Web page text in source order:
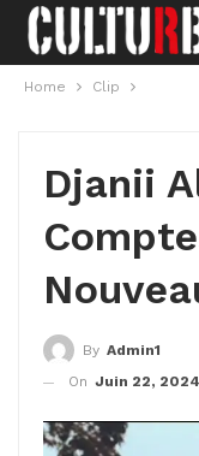
Home Clip
Djanii
By Admin1
On Juin 22, 2024